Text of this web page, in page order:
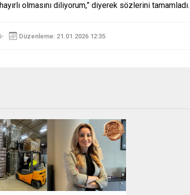
olmasını diliyorum,” diyerek sözlerini tamamladı.
Düzenleme: 21.01.2026 12:35